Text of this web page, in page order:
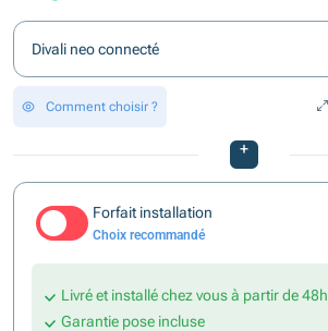
Divali neo connecté
Comment choisir ?
+
Forfait installation
Choix recommandé
Livré et installé chez vous à partir de 48h
Garantie pose incluse